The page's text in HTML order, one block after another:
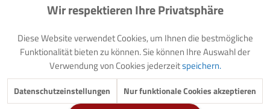
Sprüche(mit Audiodatei)
Audiodatei)
Lied: Die Kartoffel(mit Audiodatei)
Gestaltungsanregung: Kartoffel als Klebstoff
Experiment: Das Kartoffellabyrinth - wie Pflanzen wachsen
... und viele weitere Angebote!
Funktionale Aktiv
Marketing Inaktiv
Tracking Inaktiv
Wir respektieren Ihre Privatsphäre
Diese Website verwendet Cookies, um Ihnen die bestmögliche
Funktionalität bieten zu können. Sie können Ihre Auswahl der
Verwendung von Cookies jederzeitspeichern.
Datenschutzeinstellungen Nur funktionale Cookies akzeptieren